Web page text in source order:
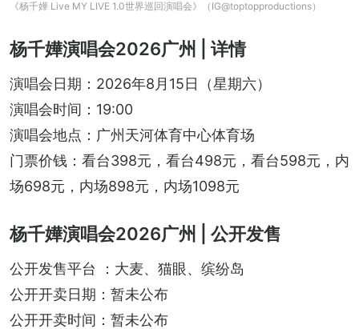
《杨千嬅 Live MY LIVE 1.0世界巡回演唱会》（IG@toptopproductions）
杨千嬅演唱会2026广州 | 详情
演唱会日期：2026年8月15日（星期六）
演唱会时间：19:00
演唱会地点：广州天河体育中心体育场
门票价钱：看台398元，看台498元，看台598元，内
场698元，内场898元，内场1098元
杨千嬅演唱会2026广州 | 公开发售
公开发售平台 ：大麦、猫眼、缤纷岛
公开开卖日期：暂未公布
公开开卖时间：暂未公布